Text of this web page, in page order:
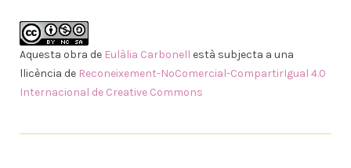
Aquesta obra de Eulàlia Carbonell està subjecta a una
llicència de Reconeixement-NoComercial-CompartirIgual 4.0
Internacional de Creative Commons